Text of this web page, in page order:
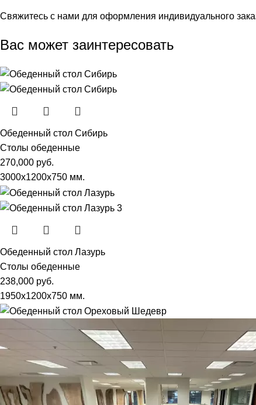
Свяжитесь с нами для оформления индивидуального
Вас может заинтересовать
Обеденный стол Сибирь
Столы обеденные
270,000 руб.
3000х1200х750 мм.
Обеденный стол Лазурь
Столы обеденные
238,000 руб.
1950х1200х750 мм.